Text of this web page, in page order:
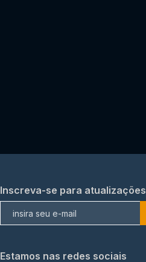
Inscreva-se para atualizações
Estamos nas redes sociais